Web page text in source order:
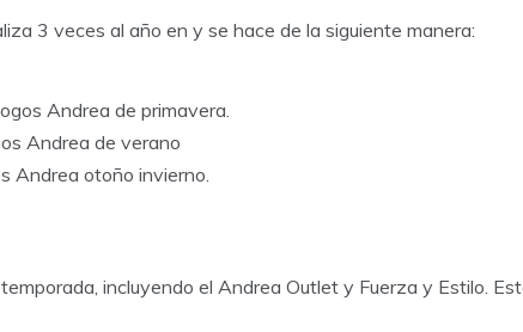
3 veces al año en y se hace de la siguiente manera:
Andrea de primavera.
Andrea de verano
Andrea otoño invierno.
incluyendo el Andrea Outlet y Fuerza y Estilo.